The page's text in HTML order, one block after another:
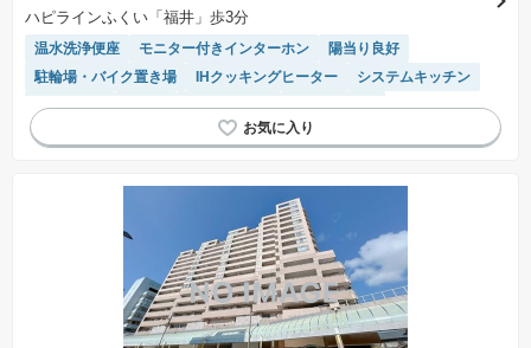
ハピラインふくい「福井」歩3分
温水洗浄便座 モニター付きインターホン
陽当り良好
駐輪場・バイク置き場
IHクッキングヒーター
システムキッチン
浴室乾燥機
食洗機 宅配ボックス エレベーター